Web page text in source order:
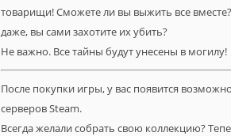
товарищи! Сможете ли вы выжить все
даже, вы сами захотите их убить?
Не важно. Все тайны будут унесены в могилу!
После покупки игры, у вас появится
серверов Steam.
Всегда желали собрать свою коллекцию?